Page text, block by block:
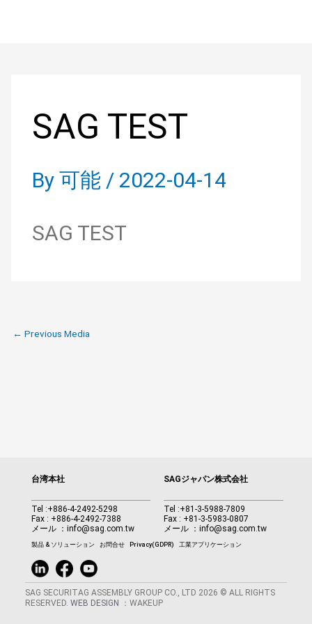
SAG TEST
By可能 / 2022-04-14
SAG TEST
← Previous Media
台湾本社
Tel :+886-4-2492-5298
Fax : +886-4-2492-7388
メール ： info@sag.com.tw
SAGジャパン株式会社
Tel :+81-3-5988-7809
Fax : +81-3-5983-0807
メール ：info@sag.com.tw
製品 & ソリューション お問合せ Privacy(GDPR) 工業アプリケーション
SAG SECURITAG ASSEMBLY GROUP CO., LTD 2026 © ALL RIGHTS
RESERVED. WEB DESIGN ：WAKEUP